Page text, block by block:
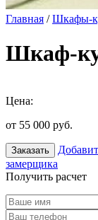
Главная /Шкафы-
Шкаф-
Цена:
от 55 000 руб.
Заказать
замерщика
Получить расчет